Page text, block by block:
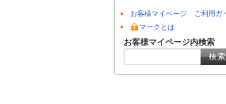
お客様マイページ ご利用ガ
マークとは
お客様マイページ内検索